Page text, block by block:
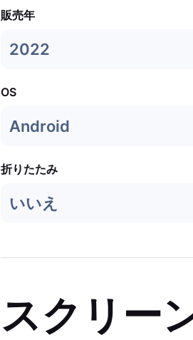
販売年
2022
OS
Android
折りたたみ
いいえ
スクリー